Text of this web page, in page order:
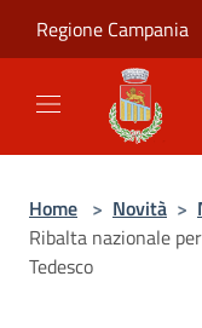
Regione Campania
Home > Novità >
Ribalta nazionale
Tedesco